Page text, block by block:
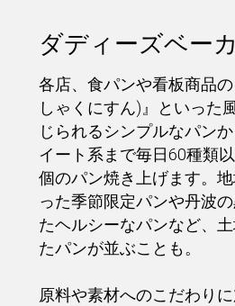
ダディーズベー
各店、食パンや看板商品
しゃくにすん)』といった
じられるシンプルなパン
イート系まで毎日60種類
個のパン焼き上げます。
った季節限定パンや丹波
たヘルシーなパンなど、
たパンが並ぶことも。
原料や素材へのこだわり